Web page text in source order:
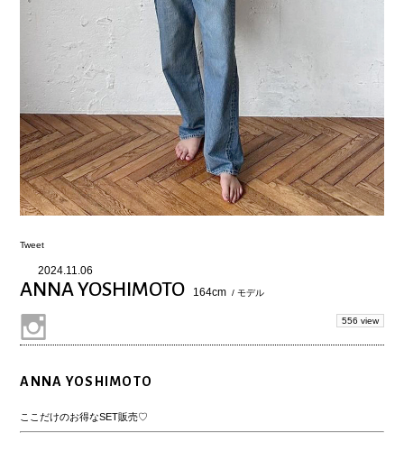
Tweet
2024.11.06
ANNA YOSHIMOTO 164cm / モデル
556 view
ANNA YOSHIMOTO
ここだけのお得なSET販売♡